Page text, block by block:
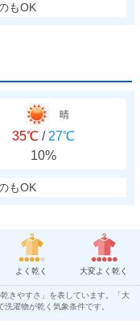
もOK
晴
35℃ / 27℃
10%
もOK
よく乾く 大変よく乾く
きやすさ」を表しています。「大
濯物が乾く気象条件です。